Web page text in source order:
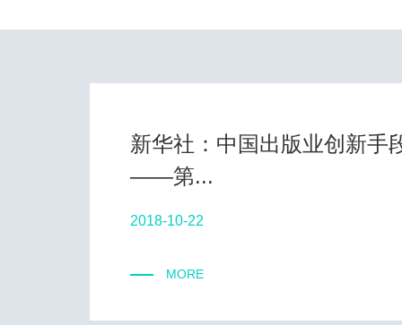
新华社：中国出版业创新手
——第...
2018-10-22
MORE